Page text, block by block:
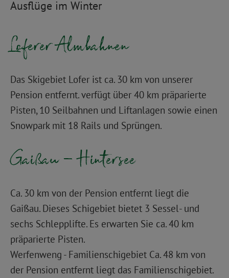
Ausflüge im Winter
Loferer Almbahnen
Das Skigebiet Lofer ist ca. 30 km von unserer
Pension entfernt. verfügt über 40 km präparierte
Pisten, 10 Seilbahnen und Liftanlagen sowie einen
Snowpark mit 18 Rails und Sprüngen.
Gaißau – Hintersee
Ca. 30 km von der Pension entfernt liegt die
Gaißau. Dieses Schigebiet bietet 3 Sessel- und
sechs Schlepplifte. Es erwarten Sie ca. 40 km
präparierte Pisten.
Werfenweng - Familienschigebiet Ca. 48 km von
der Pension entfernt liegt das Familienschigebiet.